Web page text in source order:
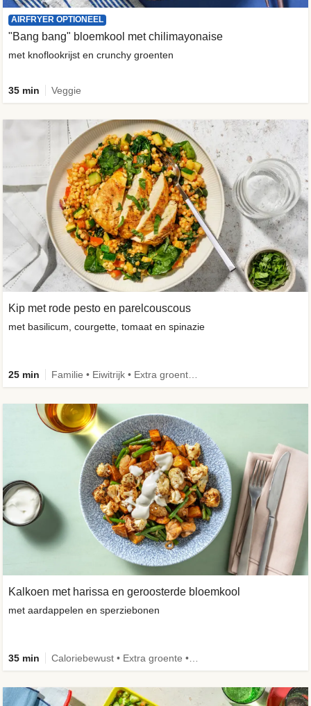
Kalkoen met harissa en geroosterde bloemkool
met aardappelen en sperziebonen
35 min
AIRFRYER OPTIONEEL
"Bang bang" bloemkool met chilimayonaise
met knoflookrijst en crunchy groenten
35 min Veggie
Kip met rode pesto en parelcouscous
met basilicum, courgette, tomaat en spinazie
25 min